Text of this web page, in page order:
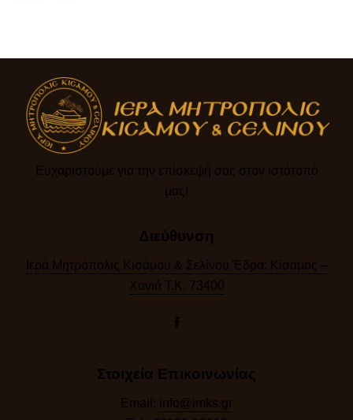
Ευχαριστούμε για την επίσκεψή σας στον ιστότοπό
μας!​
Διεύθυνση
Ιερά Μητρόπολις Κισάμου & Σελίνου Έδρα: Κίσαμος –
Χανιά Τ.Κ. 73400
Στοιχεία Επικοινωνίας
Email: info@imks.gr